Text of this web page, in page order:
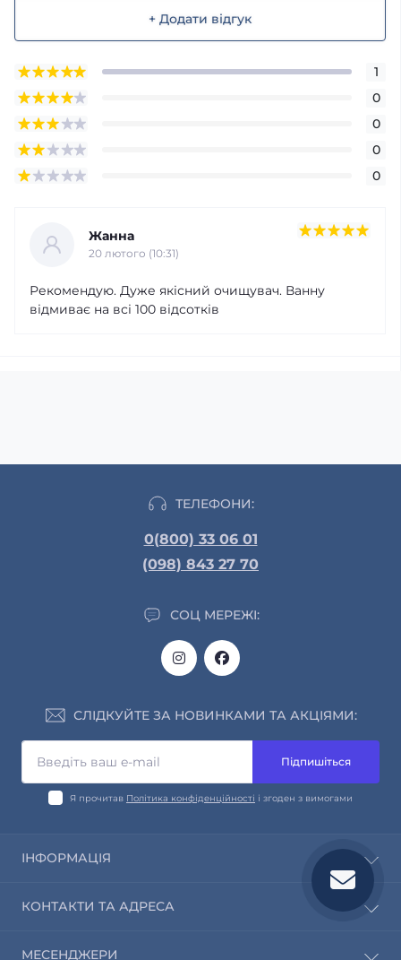
+ Додати відгук
1
0
0
0
0
Жанна
20 лютого (10:31)
Рекомендую. Дуже якісний очищувач. Ванну
відмиває на всі 100 відсотків
ТЕЛЕФОНИ:
0(800) 33 06 01
(098) 843 27 70
СОЦ МЕРЕЖІ:
СЛІДКУЙТЕ ЗА НОВИНКАМИ ТА АКЦІЯМИ:
Підпишіться
Я прочитав Політика конфіденційності і згоден з вимогами
ІНФОРМАЦІЯ
Інформація про доставку та оплату
КОНТАКТИ ТА АДРЕСА
МЕСЕНДЖЕРИ